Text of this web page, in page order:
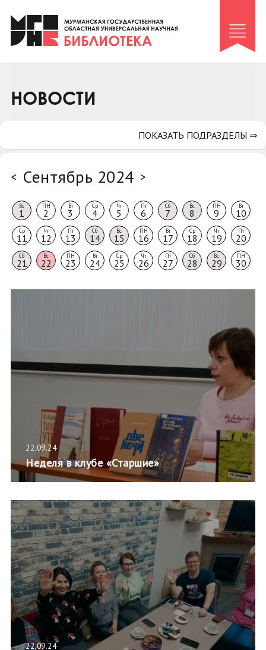
Клуб «Гиря и сельдерей»
Клуб «Семейный архив»
Коллегам
НОВОСТИ
< Сентябрь 2024 >
Вс
1
ПН
2
Вт
3
Ср
4
Чт
5
Пт
6
Сб
7
Вс
8
ПН
9
Вт
10
Ср
11
Чт
12
Пт
13
Сб
14
Вс
15
ПН
16
Вт
17
Ср
18
Чт
19
Пт
20
Сб
21
Вс
22
ПН
23
Вт
24
Ср
25
Чт
26
Пт
27
Сб
28
Вс
29
ПН
30
22.09.24
Неделя в клубе «Старшие»
22.09.24
ПОКАЗАТЬ ПОДРАЗДЕЛЫ ⇒